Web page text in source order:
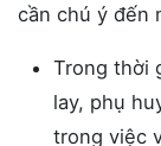
cần chú ý đến
Trong thời
lay, phụ
trong việc